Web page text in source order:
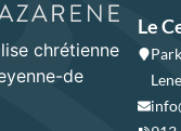
chrétienne
de
Le